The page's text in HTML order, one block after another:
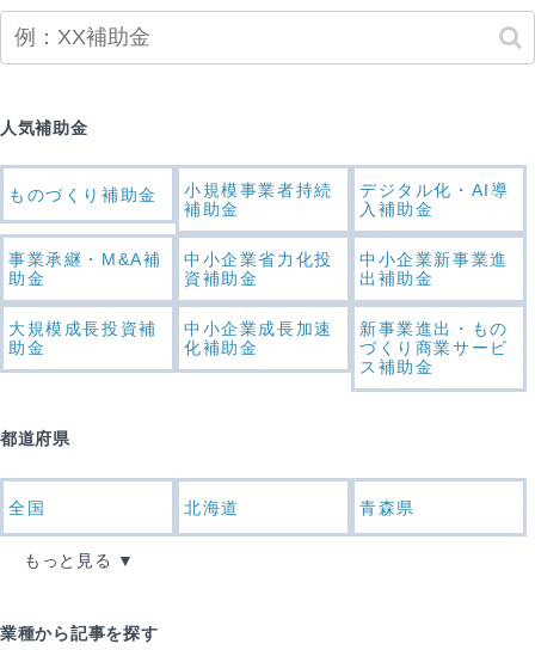
人気補助金
ものづくり補助金
小規模事業者持続
補助金
デジタル化・AI導
入補助金
事業承継・M&A補
助金
中小企業省力化投
資補助金
中小企業新事業進
出補助金
大規模成長投資補
助金
中小企業成長加速
化補助金
新事業進出・もの
づくり商業サービ
ス補助金
都道府県
全国 北海道 青森県
もっと見る
業種から記事を探す